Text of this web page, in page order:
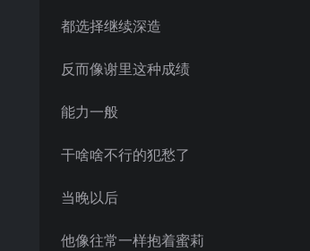
都选择继续深造
反而像谢里这种成绩
能力一般
干啥啥不行的犯愁了
当晚以后
他像往常一样抱着蜜莉